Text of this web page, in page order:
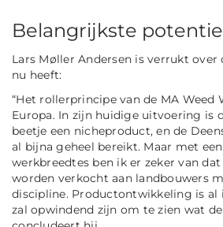
Belangrijkste
Lars Møller Andersen is verrukt over
nu heeft:
“Het rollerprincipe van de MA Weed
Europa. In zijn huidige uitvoering is
beetje een nicheproduct, en de
al bijna geheel bereikt. Maar met
werkbreedtes ben ik er zeker van
worden verkocht aan landbouwers
discipline. Productontwikkeling is al
zal opwindend zijn om te zien wat